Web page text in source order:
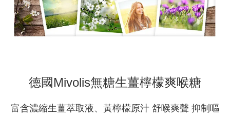
德國Mivolis無糖生薑檸檬爽喉糖
富含濃縮生薑萃取液、黃檸檬原汁 舒喉爽聲 抑制嘔